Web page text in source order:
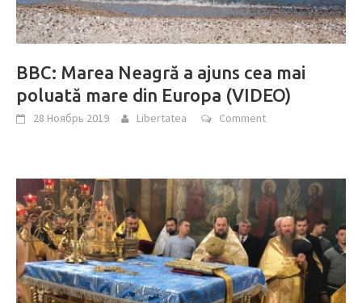
BBC: Marea Neagră a ajuns cea mai
poluată mare din Europa (VIDEO)
28 Ноябрь 2019 Libertatea Comment